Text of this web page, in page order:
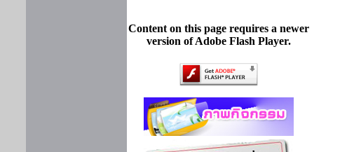
Content on this page requires a newer
version of Adobe Flash Player.